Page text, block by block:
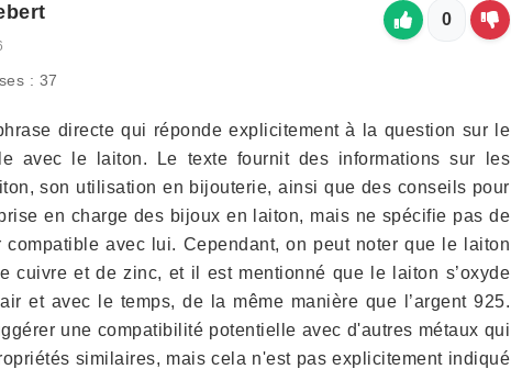
: 37
0
directe qui réponde explicitement à la question sur le
avec le laiton. Le texte fournit des informations sur les
son utilisation en bijouterie, ainsi que des conseils pour
en charge des bijoux en laiton, mais ne spécifie pas de
compatible avec lui. Cependant, on peut noter que le laiton
cuivre et de zinc, et il est mentionné que le laiton s’oxyde
et avec le temps, de la même manière que l’argent 925.
une compatibilité potentielle avec d'autres métaux qui
similaires, mais cela n'est pas explicitement indiqué